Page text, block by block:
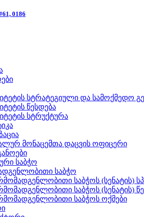
0186
სტრატეგიული და სამოქმედო
წესდება
სტრუქტურა
მონაცემთა დაცვის ოფიცერი
საბჭო
საბჭო
საბჭოს (სენატის)
საბჭოს (სენატის)
საბჭოს ოქმები